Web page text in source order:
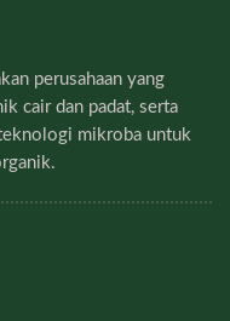
perusahaan yang
cair dan padat, serta
mikroba untuk